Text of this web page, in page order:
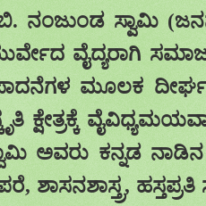
ನಂಜುಂಡ ಸ್ವಾಮಿ (
ವೈದ್ಯರಾಗಿ
ಮೂಲಕ
ಕ್ಷೇತ್ರಕ್ಕೆ ವೈವಿಧ್ಯಮಯ
ಅವರು ಕನ್ನಡ
, ಶಾಸನಶಾಸ್ತ್ರ, ಹಸ್ತಪ್ರತಿ